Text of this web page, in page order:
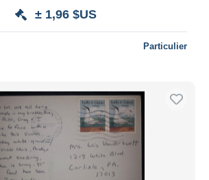
± 1,96 $US
Particulier